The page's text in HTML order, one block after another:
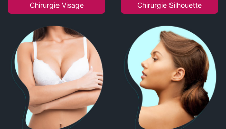
Chirurgie Visage Chirurgie Silhouette